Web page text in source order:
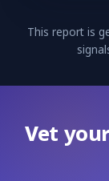
This report is
Vet